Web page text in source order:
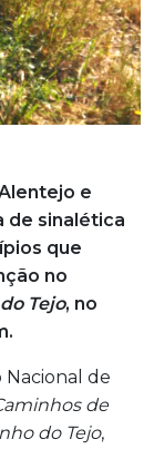
e
de sinalética
que
no
Tejo, no
de
de
do Tejo,